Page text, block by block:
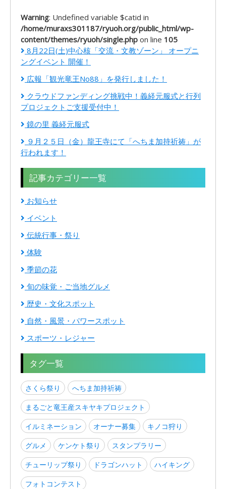
Warning: Undefined variable $catid in
/home/muraxs301187/ryuoh.org/public_html/wp-
content/themes/ryuoh/single.php on line 105
8月22日(土)中心核「交流・文教ゾーン」 オープニ
ングイベント 開催！
広報「観光竜王No88」を発行しました！
クラウドファンディング挑戦中！義経元服式と行列
プロジェクトご支援受付中！
鏡の里 義経元服式
９月２５日（金）龍王寺にて「へちま加持祈祷」が
行われます！
記事カテゴリー一覧
お知らせ
イベント
伝統行事・祭り
体験
季節の花
旬の味覚・ご当地グルメ
歴史・文化スポット
自然・風景・パワースポット
スポーツ・レジャー
タグ一覧
さくら祭り
へちま加持祈祷
まるごと竜王産スキヤキプロジェクト
イルミネーション
オーナー募集
キノコ狩り
グルメ
ケンケト祭り
スタンプラリー
チューリップ祭り
ドラゴンハット
ハイキング
フォトコンテスト